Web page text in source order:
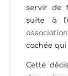
servir de
suite à
cachée
Cette